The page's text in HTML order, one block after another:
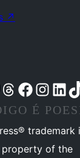
↗
Blueskyconta do Mastodon
Acessar nossa conta do Threads
Acessar nossa página do
Acessar nossa conta
Acessar
É
trademark
property of the